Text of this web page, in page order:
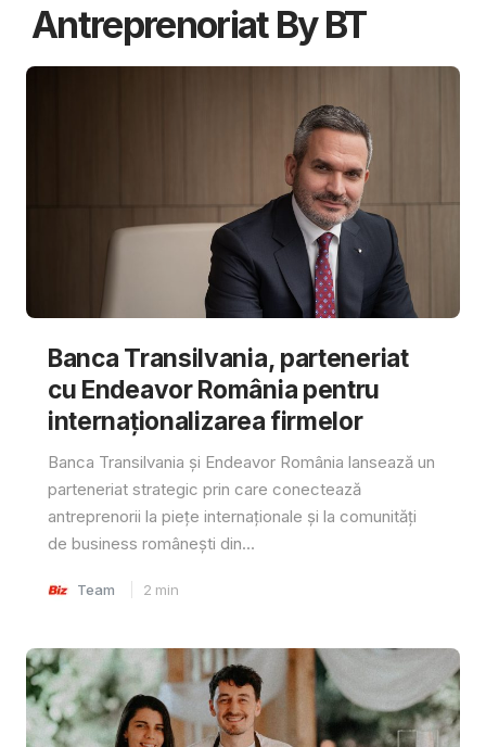
Antreprenoriat By BT
Banca Transilvania, parteneriat
cu Endeavor România pentru
internaționalizarea firmelor
Banca Transilvania și Endeavor România lansează un
parteneriat strategic prin care conectează
antreprenorii la piețe internaționale și la comunități
de business românești din...
Team 2 min